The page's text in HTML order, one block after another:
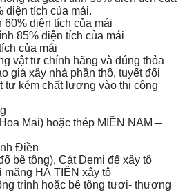
diện tích của mái.
60% diện tích của mái
85% diện tích của mái
của mái
vật tư chính hãng và đúng thỏa
giá xây nhà phần thô, tuyết đối
tư kém chất lượng vào thi công
Mai) hoặc thép MIỀN NAM –
Điền
bê tông), Cát Demi để xây tô
măng HÀ TIÊN xây tô
trình hoặc bê tông tươi- thương